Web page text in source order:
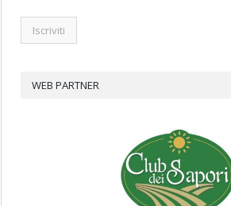
WEB PARTNER